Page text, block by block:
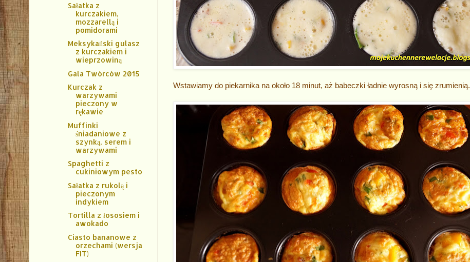
Wstawiamy do piekarnika na około 18 minut, aż babeczki ładnie wyrosną i się zrumienią.
Sałatka z
kurczakiem,
mozzarellą i
pomidorami
Meksykański gulasz
z kurczakiem i
wieprzowiną
Gala Twórców 2015
Kurczak z
warzywami
pieczony w
rękawie
Muffinki
śniadaniowe z
szynką, serem i
warzywami
Spaghetti z
cukiniowym pesto
Sałatka z rukolą i
pieczonym
indykiem
Tortilla z łososiem i
awokado
Ciasto bananowe z
orzechami (wersja
FIT)